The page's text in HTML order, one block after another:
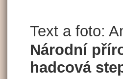
Text a foto:
Národní
hadcová